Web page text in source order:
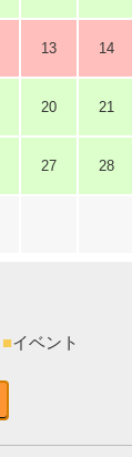
13 14
20 21
27 28
■イベント